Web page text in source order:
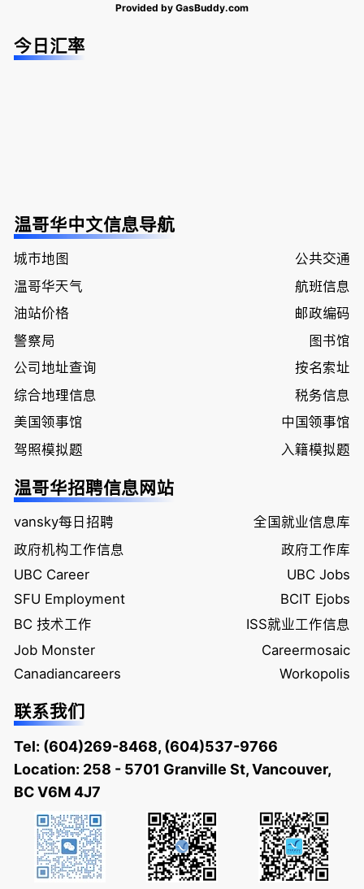
Provided by GasBuddy.com
今日汇率
温哥华中文信息导航
城市地图
公共交通
温哥华天气
航班信息
油站价格
邮政编码
警察局
图书馆
公司地址查询
按名索址
综合地理信息
税务信息
美国领事馆
中国领事馆
驾照模拟题
入籍模拟题
温哥华招聘信息网站
vansky每日招聘
全国就业信息库
政府机构工作信息
政府工作库
UBC Career
UBC Jobs
SFU Employment
BCIT Ejobs
BC 技术工作
ISS就业工作信息
Job Monster
Careermosaic
Canadiancareers
Workopolis
联系我们
Tel: (604)269-8468, (604)537-9766
Location: 258 - 5701 Granville St, Vancouver,
BC V6M 4J7